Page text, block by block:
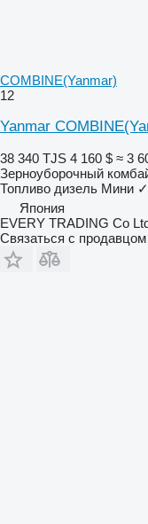
COMBINE(Yanmar)
12
Yanmar
38 340 TJS 4 160 $ ≈ 3
Зерноуборочный
Топливо дизель Мини ✓
Япония
EVERY TRADING Co
Связаться с продавцом